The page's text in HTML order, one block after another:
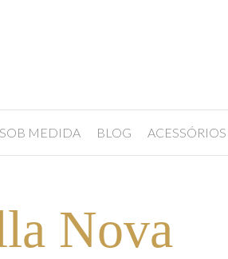
SOB MEDIDA BLOG ACESSÓRIOS
Nova